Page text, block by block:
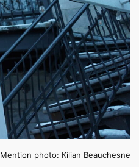
Mention photo: Kilian Beauchesne